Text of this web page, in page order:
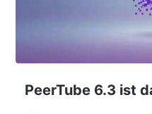
PeerTube 6.3 ist